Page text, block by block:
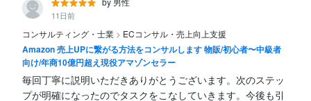
11日前
コンサルティング・士業 > ECコンサル・売上向上支援
Amazon 売上UPに繋がる方法をコンサルします 物販/初心者〜中級者
向け/年商10億円超え現役アマゾンセラー
毎回丁寧に説明いただきありがとうございます。次のステッ
プが明確になったのでタスクをこなしていきます。今後も引